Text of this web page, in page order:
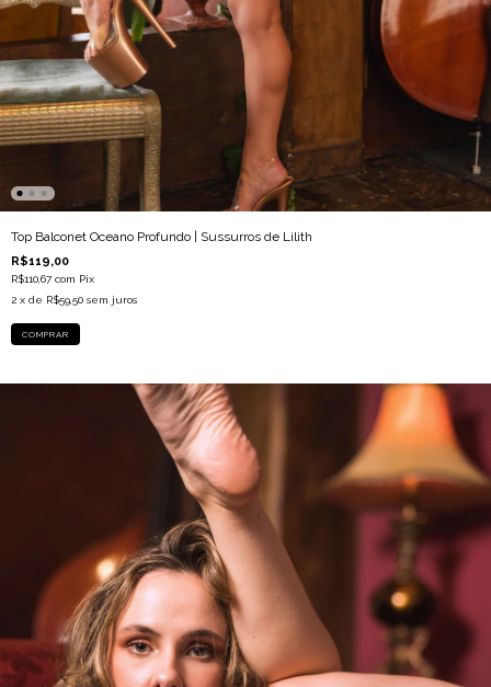
Top Balconet Oceano Profundo | Sussurros de Lilith
R$119,00
R$110,67 com Pix
2 x de R$59,50 sem juros
COMPRAR